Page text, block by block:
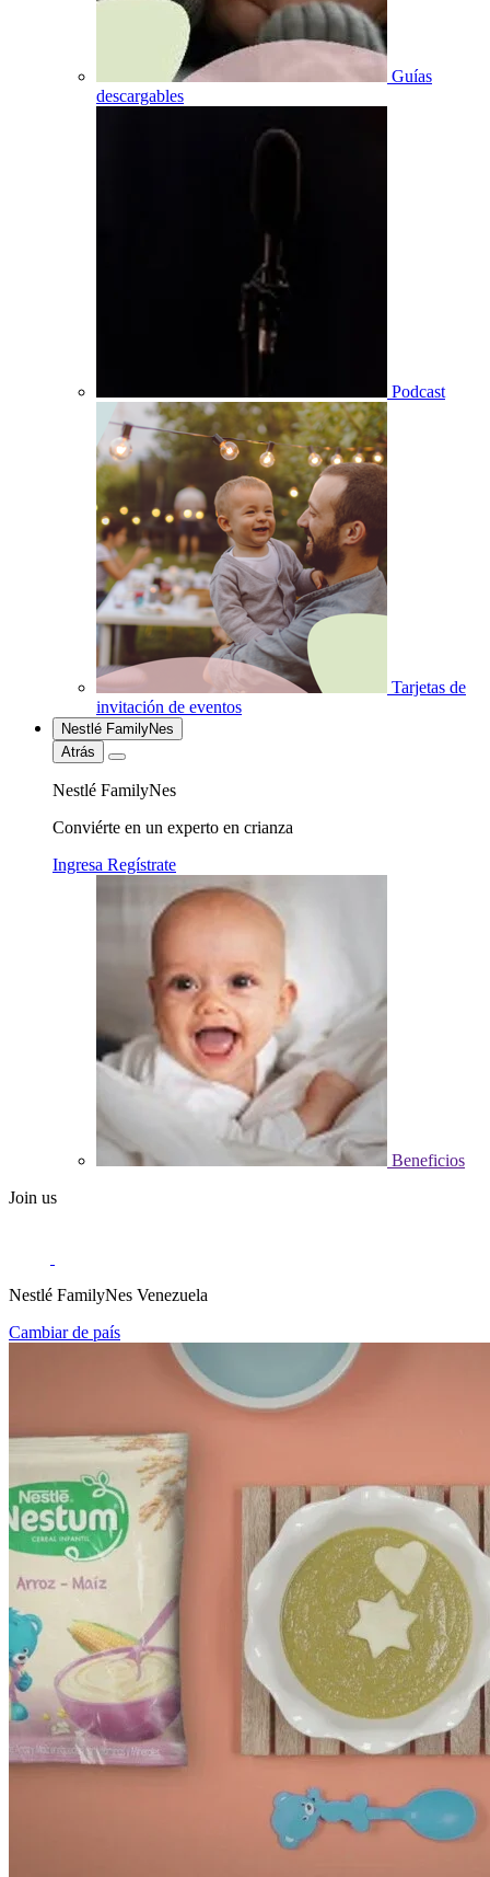
Guías
descargables
Podcast
Tarjetas de
invitación de eventos
Nestlé FamilyNes
Atrás
Nestlé FamilyNes
Conviérte en un experto en crianza
Ingresa Regístrate
Beneficios
Join us
Nestlé FamilyNes Venezuela
Cambiar de país